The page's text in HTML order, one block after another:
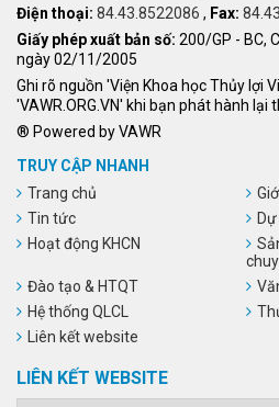
Điện thoại: 84.43.8522086 , Fax:
Giấy phép xuất bản số: 200/GP - BC,
ngày 02/11/2005
Ghi rõ nguồn 'Viện Khoa học Thủy lợi
'VAWR.ORG.VN' khi bạn phát hành lại
® Powered by VAWR
TRUY CẬP NHANH
Trang chủ
Tin tức
Hoạt động KHCN
Đào tạo & HTQT
Hệ thống QLCL
Liên kết website
LIÊN KẾT WEBSITE